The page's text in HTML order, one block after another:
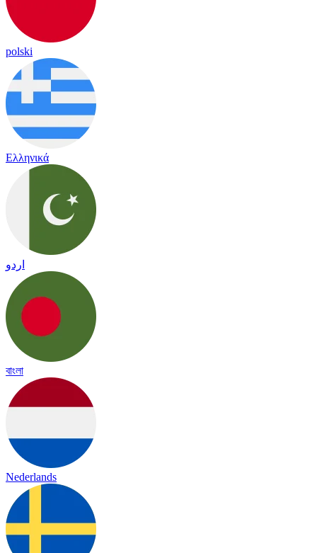
polski
Ελληνικά
اردو
বাংলা
Nederlands